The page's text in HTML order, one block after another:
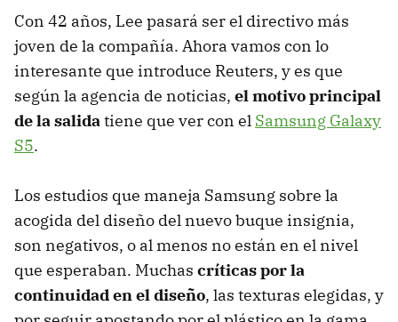
Con 42 años, Lee pasará ser el directivo más
joven de la compañía. Ahora vamos con lo
interesante que introduce Reuters, y es que
según la agencia de noticias, el motivo principal
de la salida tiene que ver con el Samsung Galaxy
S5.
Los estudios que maneja Samsung sobre la
acogida del diseño del nuevo buque insignia,
son negativos, o al menos no están en el nivel
que esperaban. Muchas críticas por la
continuidad en el diseño, las texturas elegidas, y